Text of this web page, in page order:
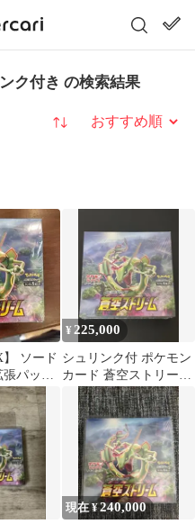
ク付き の検索結果
並び替え
】 ソード
パック
ム シュ
¥ 225,000
シュリンク付 ポケモン
カード 蒼空ストリーム
1BOX
現在 ¥240,000